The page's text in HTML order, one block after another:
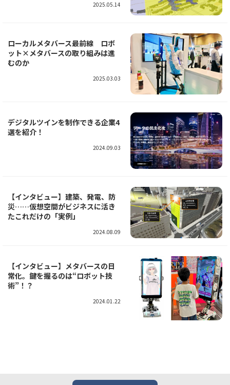
2025.05.14
ローカルメタバース最前線 ロボ
ット×メタバースの取り組みは進
むのか
2025.03.03
デジタルツインを制作できる企業4
選を紹介！
2024.09.03
【インタビュー】建築、発電、防
災……仮想空間がビジネスに活き
たこれだけの「実例」
2024.08.09
【インタビュー】メタバースの日
常化。鍵を握るのは“ロボット技
術”！？
2024.01.22